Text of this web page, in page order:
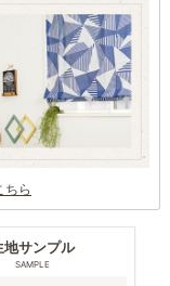
ちら
地サンプル
SAMPLE